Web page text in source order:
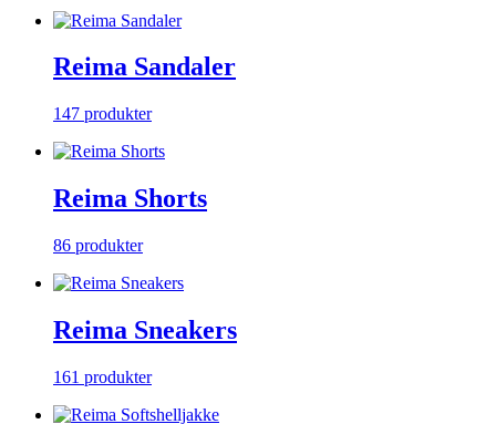
Reima Sandaler
147 produkter
Reima Shorts
86 produkter
Reima Sneakers
161 produkter